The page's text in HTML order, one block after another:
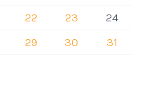
22 23
24
29 30 31